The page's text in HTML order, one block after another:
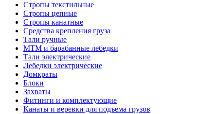
Стропы текстильные
Стропы цепные
Стропы канатные
Средства крепления груза
Тали ручные
МТМ и барабанные лебедки
Тали электрические
Лебедки электрические
Домкраты
Блоки
Захваты
Фитинги и комплектующие
Канаты и веревки для подъема грузов